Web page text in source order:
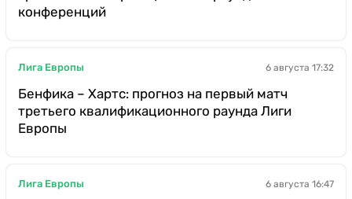
конференций
Лига Европы 6 августа 17:32
Бенфика – Хартс: прогноз на первый матч
третьего квалификационного раунда Лиги
Европы
Лига Европы 6 августа 16:47